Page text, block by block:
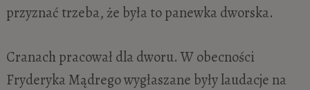
przyznać trzeba, że była to panewka dworska.
Cranach pracował dla dworu. W obecności
Fryderyka Mądrego wygłaszane były laudacje na